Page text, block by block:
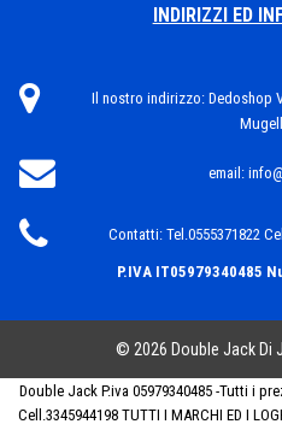
INDIRIZZI ED
Il nostro indirizzo: Dedoshop
email:
Contatti: Tel.0555371822
P.IVA IT05979340485
© 2026 Double Jack Di
Double Jack P.iva 05979340485 -Tutti i
Cell.3345944198 TUTTI I MARCHI ED I